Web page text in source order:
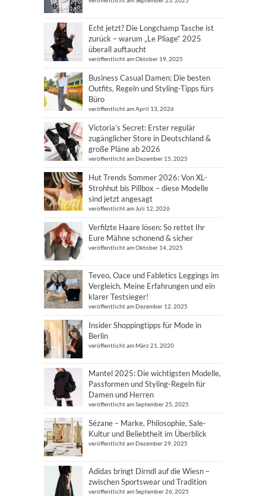
Echt jetzt? Die Longchamp Tasche ist
zurück – warum „Le Pliage“ 2025
überall auftaucht
veröffentlicht am Oktober 19, 2025
Business Casual Damen: Die besten
Outfits, Regeln und Styling-Tipps fürs
Büro
veröffentlicht am April 13, 2026
Victoria’s Secret: Erster regulär
zugänglicher Store in Deutschland &
große Pläne ab 2026
veröffentlicht am Dezember 15, 2025
Hut Trends Sommer 2026: Von XL-
Strohhut bis Pillbox – diese Modelle
sind jetzt angesagt
veröffentlicht am Juli 12, 2026
Verfilzte Haare lösen: So rettet Ihr
Eure Mähne schonend & sicher
veröffentlicht am Oktober 14, 2025
Teveo, Oace und Fabletics Leggings im
Vergleich. Meine Erfahrungen und ein
klarer Testsieger!
veröffentlicht am Dezember 12, 2025
Insider Shoppingtipps für Mode in
Berlin
veröffentlicht am März 21, 2020
Mantel 2025: Die wichtigsten Modelle,
Passformen und Styling-Regeln für
Damen und Herren
veröffentlicht am September 25, 2025
Sézane – Marke, Philosophie, Sale-
Kultur und Beliebtheit im Überblick
veröffentlicht am Dezember 29, 2025
Adidas bringt Dirndl auf die Wiesn –
zwischen Sportswear und Tradition
veröffentlicht am September 26, 2025